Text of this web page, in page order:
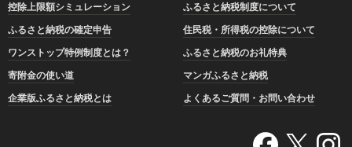
控除上限額シミュレーション
ふるさと納税制度について
ふるさと納税の確定申告
住民税・所得税の控除について
ワンストップ特例制度とは？
ふるさと納税のお礼特典
寄附金の使い道
マンガふるさと納税
企業版ふるさと納税とは
よくあるご質問・お問い合わせ